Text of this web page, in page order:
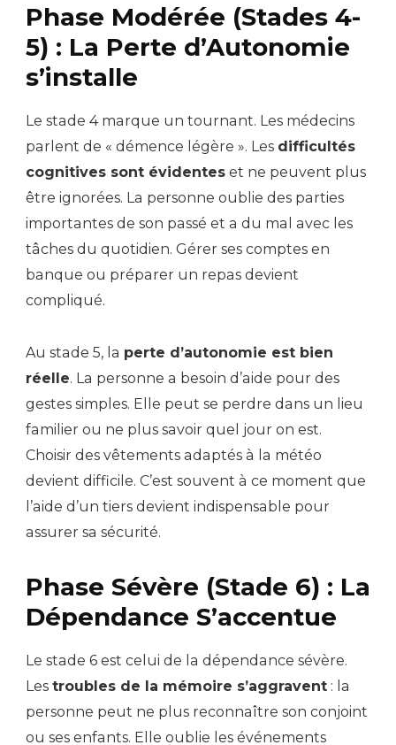
Phase Modérée (Stades 4-
5) : La Perte d’Autonomie
s’installe
Le stade 4 marque un tournant. Les médecins
parlent de « démence légère ». Les difficultés
cognitives sont évidentes et ne peuvent plus
être ignorées. La personne oublie des parties
importantes de son passé et a du mal avec les
tâches du quotidien. Gérer ses comptes en
banque ou préparer un repas devient
compliqué.
Au stade 5, la perte d’autonomie est bien
réelle. La personne a besoin d’aide pour des
gestes simples. Elle peut se perdre dans un lieu
familier ou ne plus savoir quel jour on est.
Choisir des vêtements adaptés à la météo
devient difficile. C’est souvent à ce moment que
l’aide d’un tiers devient indispensable pour
assurer sa sécurité.
Phase Sévère (Stade 6) : La
Dépendance S’accentue
Le stade 6 est celui de la dépendance sévère.
Les troubles de la mémoire s’aggravent : la
personne peut ne plus reconnaître son conjoint
ou ses enfants. Elle oublie les événements